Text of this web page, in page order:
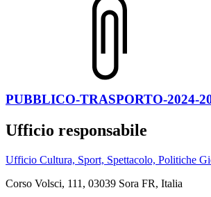
PUBBLICO-TRASPORTO-2024-
Ufficio responsabile
Ufficio Cultura, Sport, Spettacolo, Politiche
Corso Volsci, 111, 03039 Sora FR, Italia